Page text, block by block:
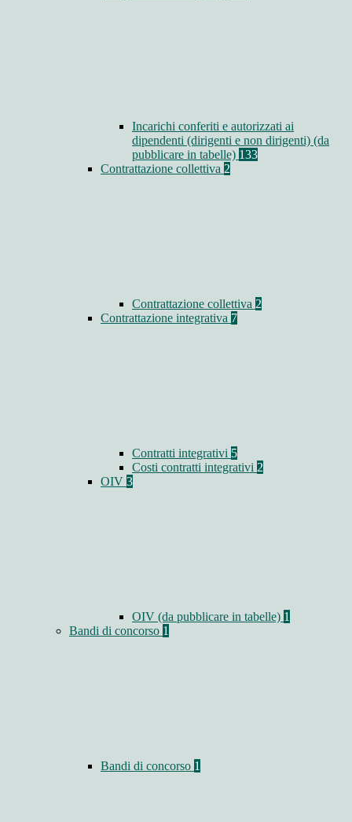
Incarichi conferiti e autorizzati ai
dipendenti (dirigenti e non dirigenti) (da
pubblicare in tabelle) 133
Contrattazione collettiva 2
Contrattazione collettiva 2
Contrattazione integrativa 7
Contratti integrativi 5
Costi contratti integrativi 2
OIV 3
OIV (da pubblicare in tabelle) 1
Bandi di concorso 1
Bandi di concorso 1